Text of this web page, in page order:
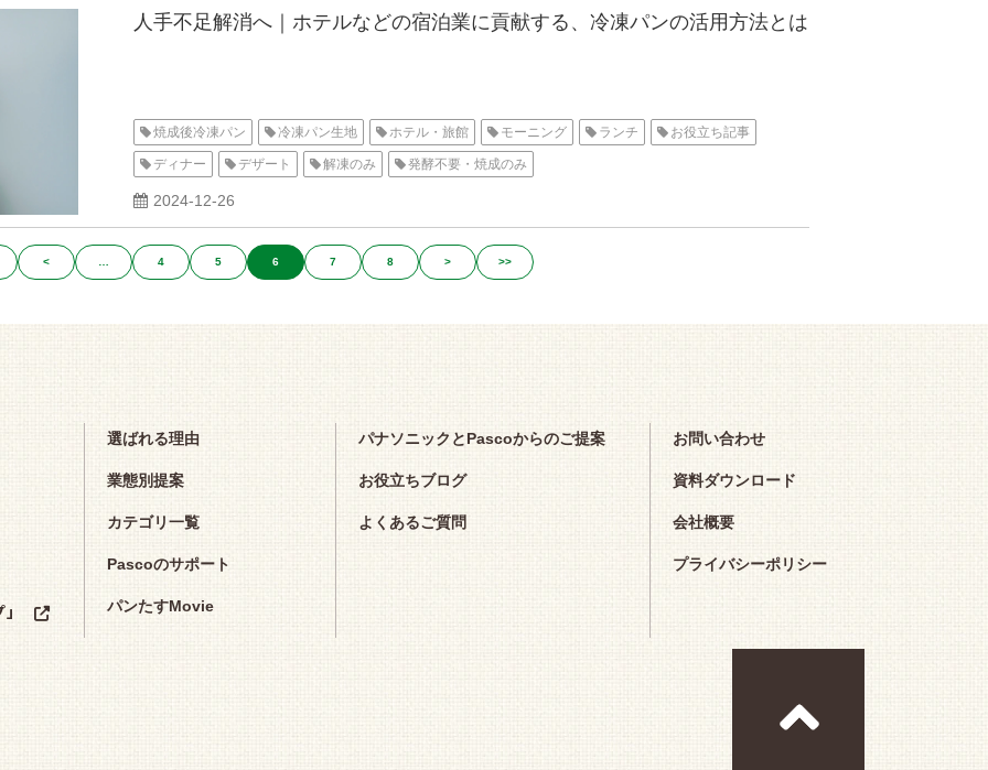
人手不足解消へ｜ホテルなどの宿泊業に貢献する、冷凍パンの活用方法とは
焼成後冷凍パン 冷凍パン生地 ホテル・旅館 モーニング ランチ お役立ち記事
ディナー デザート 解凍のみ 発酵不要・焼成のみ
2024-12-26
< 4 5 6 7 8 > >>
選ばれる理由
業態別提案
カテゴリ一覧
Pascoのサポート
パンたすMovie
パナソニックとPascoからのご提案
お役立ちブログ
よくあるご質問
お問い合わせ
資料ダウンロード
会社概要
プライバシーポリシー